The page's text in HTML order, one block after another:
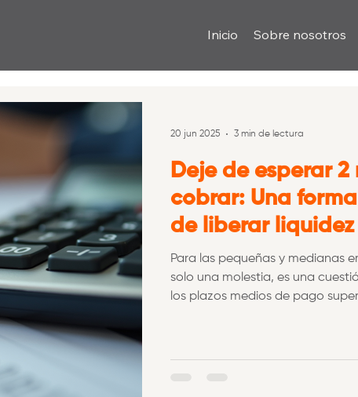
Inicio Sobre nosotros
Deje de esperar 2
cobrar: Una
de liberar
Para las pequeñas y medianas
solo una molestia, es una
los plazos medios de pago superan ya los
20 jun 2025 3 min de lectura